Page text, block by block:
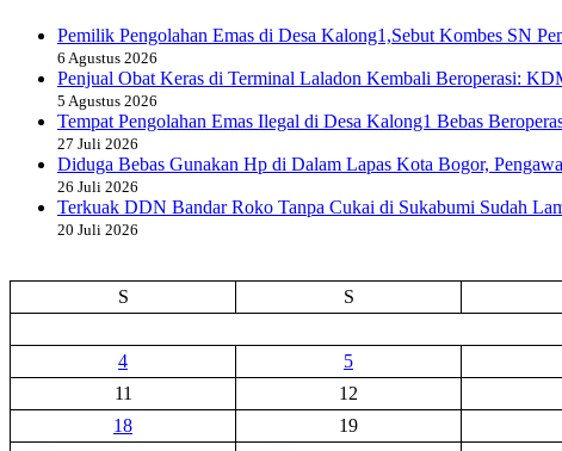
Pemilik Pengolahan Emas di Desa Kalong1,Sebut Kombes SN
6 Agustus 2026
Penjual Obat Keras di Terminal Laladon Kembali Beroperasi:
5 Agustus 2026
Tempat Pengolahan Emas Ilegal di Desa Kalong1 Bebas
27 Juli 2026
Diduga Bebas Gunakan Hp di Dalam Lapas Kota Bogor,
26 Juli 2026
Terkuak DDN Bandar Roko Tanpa Cukai di Sukabumi Sudah
20 Juli 2026
S
S
4
5
11
12
18
19